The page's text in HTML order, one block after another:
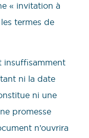
« invitation à
termes de
insuffisamment
ni la date
ni une
promesse
n’ouvrira